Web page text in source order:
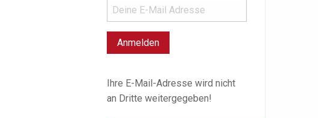
Ihre E-Mail-Adresse wird nicht
an Dritte weitergegeben!